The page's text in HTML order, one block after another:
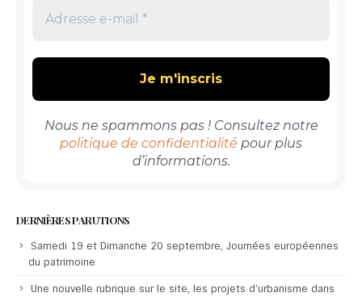
Nous ne spammons pas ! Consultez notre
politique de confidentialité pour plus
d’informations.
DERNIÈRES PARUTIONS
Samedi 19 et Dimanche 20 septembre, Journées européennes
du patrimoine
Une nouvelle rubrique sur le site, les projets d’urbanisme dans